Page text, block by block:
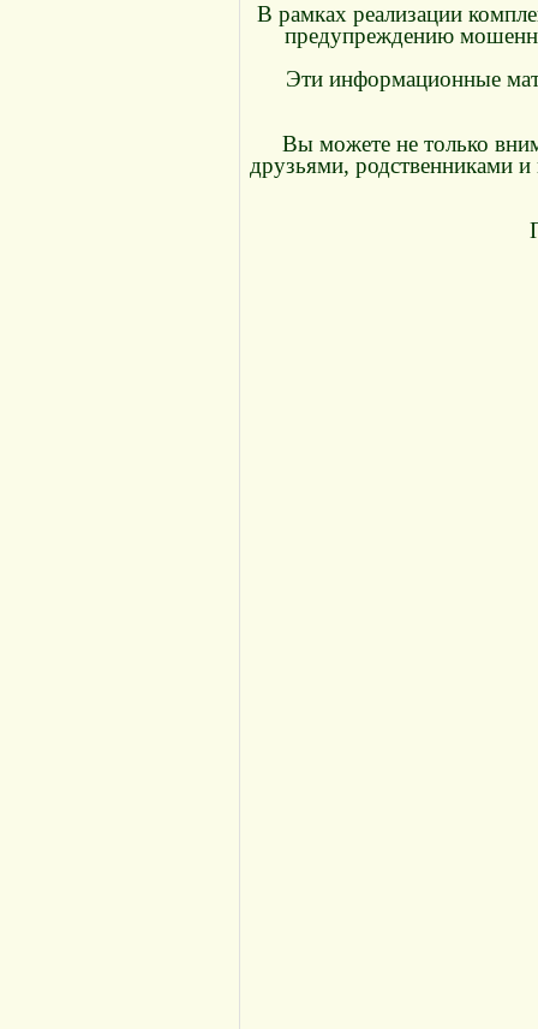
В рамках реализации
предупреждению
Эти информационные
Вы можете не только
друзьями, родственниками